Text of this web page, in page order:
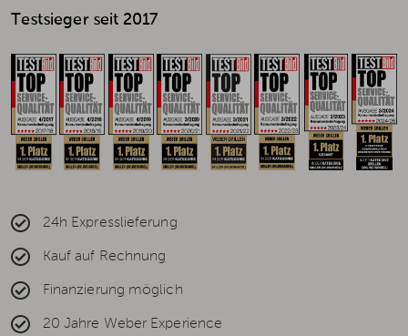
Testsieger seit 2017
24h Expresslieferung
Kauf auf Rechnung
Finanzierung möglich
20 Jahre Weber Experience